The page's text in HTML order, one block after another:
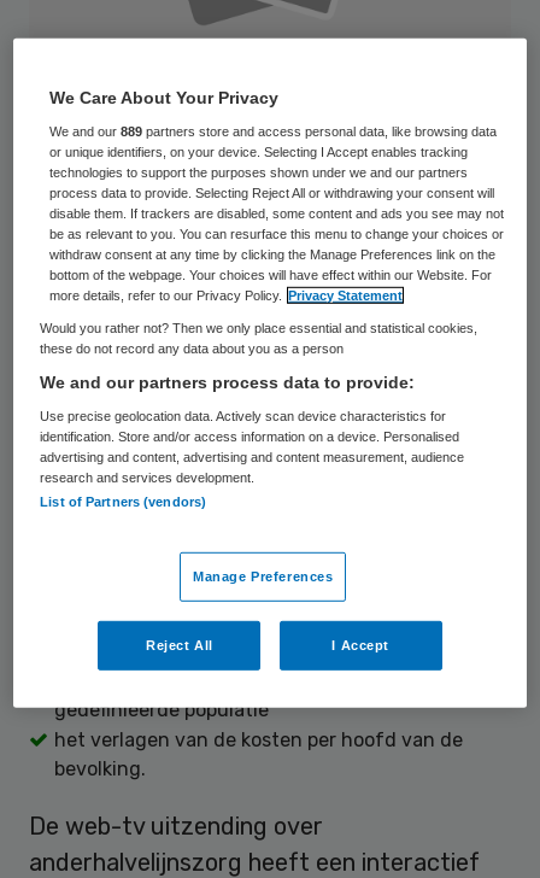
Volg op dinsdag 24 mei a.s. de live
interactieve web-tv uitzending over
anderhalvelijnszorg, waarbij zeven sprekers
onder leiding van Ruud Koolen de discussie
aangaan over Triple Aim in de dagelijkse
praktijk.
Bij het innoveren en verbeteren van de zorg
rondom mensen/patiënten komt het begrip
Triple Aim staat voor het gelijktijdig
realiseren van drie doelstellingen:
het verbeteren van de ervaren kwaliteit van zorg
gedefinieerde populatie
het verlagen van de kosten per hoofd van de
bevolking.
De web-tv uitzending over
anderhalvelijnszorg heeft een interactief
We Care About Your Privacy
We and our889 partners store and access personal data, like browsing data
or unique identifiers, on your device. Selecting I Accept enables tracking
technologies to support the purposes shown under we and our partners
process data to provide. Selecting Reject All or withdrawing your consent will
disable them. If trackers are disabled, some content and ads you see may not
be as relevant to you. You can resurface this menu to change your choices or
withdraw consent at any time by clicking the Manage Preferences link on the
bottom of the webpage. Your choices will have effect within our Website. For
more details, refer to our Privacy Policy.
Privacy Statement
Would you rather not? Then we only place essential and statistical cookies,
these do not record any data about you as a person
We and our partners process data to provide:
Use precise geolocation data. Actively scan device characteristics for
identification. Store and/or access information on a device. Personalised
advertising and content, advertising and content measurement, audience
research and services development.
List of Partners (vendors)
Manage Preferences
Reject All I Accept